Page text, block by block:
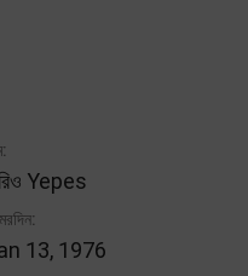
Yepes
13, 1976